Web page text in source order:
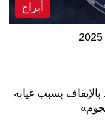
أبراج
بسبب غيابه